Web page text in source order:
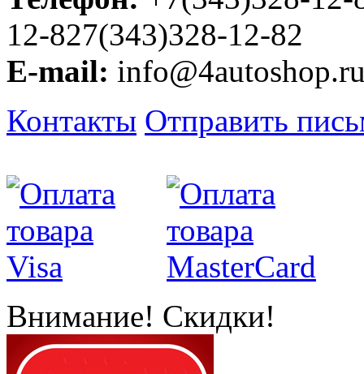
12-827(343)328-12-82
E-mail:
Контакты Отправить
Внимание! Скидки!